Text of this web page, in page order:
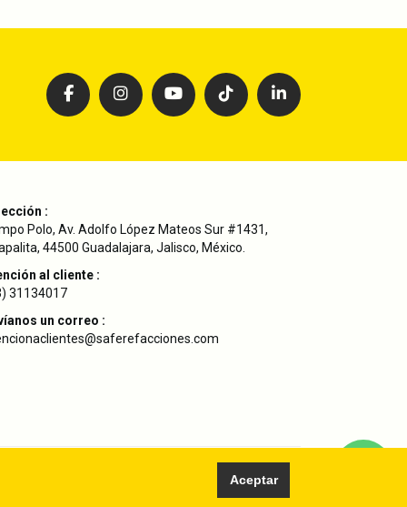
Aceptar
:
Polo, Av. Adolfo López Mateos Sur #1431,
44500 Guadalajara, Jalisco, México.
al cliente :
31134017
un correo :